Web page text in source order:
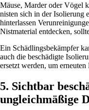
Mäuse, Marder oder Vögel
nisten sich in der Isolierung
hinterlassen
Nistmaterial entdecken,
Ein Schädlingsbekämpfer
auch die beschädigte
ersetzt werden, um
5. Sichtbar
ungleichmäßige